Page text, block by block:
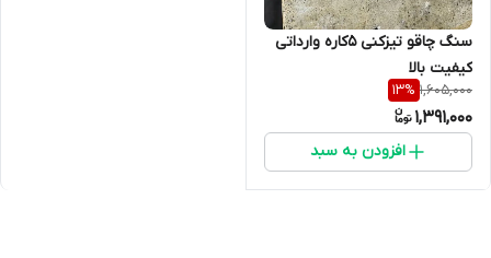
سنگ چاقو تیزکنی ۵کاره وارداتی
کیفیت بالا
1,605,000
13%
1,391,000
افزودن به سبد